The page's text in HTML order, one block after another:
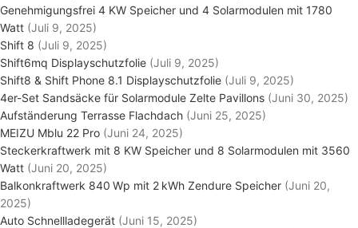
Genehmigungsfrei 4 KW Speicher und 4 Solarmodulen mit 1780
Watt (Juli 9, 2025)
Shift 8 (Juli 9, 2025)
Shift6mq Displayschutzfolie (Juli 9, 2025)
Shift8 & Shift Phone 8.1 Displayschutzfolie (Juli 9, 2025)
4er-Set Sandsäcke für Solarmodule Zelte Pavillons (Juni 30, 2025)
Aufständerung Terrasse Flachdach (Juni 25, 2025)
MEIZU Mblu 22 Pro (Juni 24, 2025)
Steckerkraftwerk mit 8 KW Speicher und 8 Solarmodulen mit 3560
Watt (Juni 20, 2025)
Balkonkraftwerk 840 Wp mit 2 kWh Zendure Speicher (Juni 20,
2025)
Auto Schnellladegerät (Juni 15, 2025)